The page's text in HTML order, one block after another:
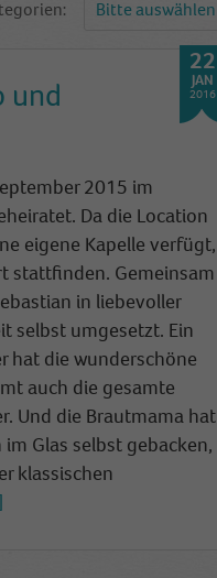
Bitte auswählen
22
JAN
2016
und
2015 im
Da die Location
eigene Kapelle verfügt,
stattfinden. Gemeinsam
in liebevoller
selbst umgesetzt. Ein
hat die wunderschöne
auch die gesamte
Und die Brautmama hat
Glas selbst gebacken,
klassischen